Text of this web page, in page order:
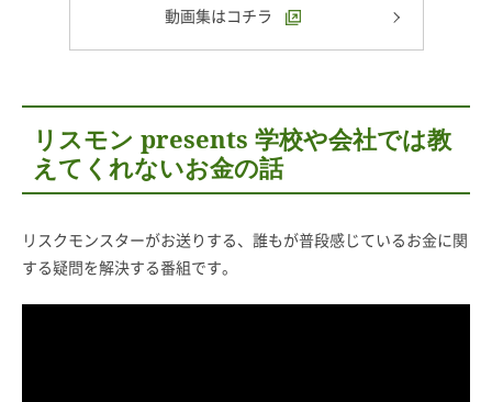
動画集はコチラ
リスモン presents 学校や会社では教
えてくれないお金の話
リスクモンスターがお送りする、誰もが普段感じているお金に関
する疑問を解決する番組です。